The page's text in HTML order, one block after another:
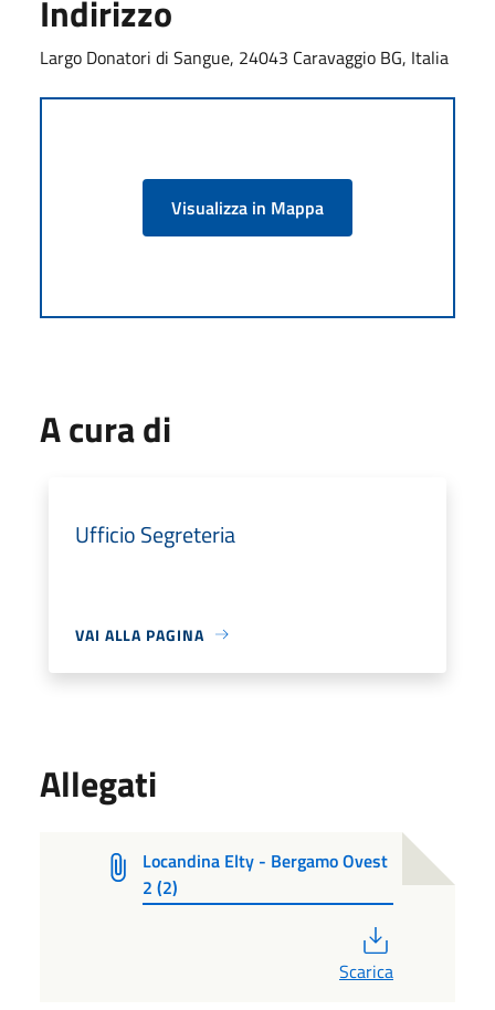
Indirizzo
Largo Donatori di Sangue, 24043 Caravaggio BG, Italia
Visualizza in Mappa
A cura di
Ufficio Segreteria
VAI ALLA PAGINA
Allegati
Locandina Elty - Bergamo Ovest
2 (2)
Scarica